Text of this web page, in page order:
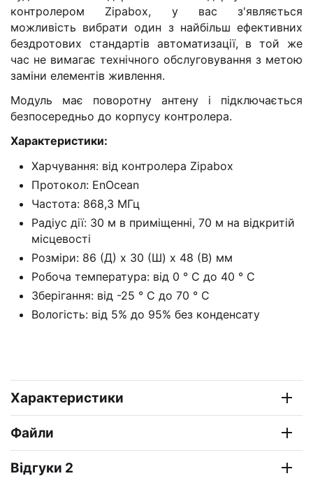
контролером Zipabox, у вас з'являється
можливість вибрати один з найбільш ефективних
бездротових стандартів автоматизації, в той же
час не вимагає технічного обслуговування з метою
заміни елементів живлення.
Модуль має поворотну антену і підключається
безпосередньо до корпусу контролера.
Характеристики:
Харчування: від контролера Zipabox
Протокол: EnOcean
Частота: 868,3 МГц
Радіус дії: 30 м в приміщенні, 70 м на відкритій
місцевості
Розміри: 86 (Д) x 30 (Ш) x 48 (В) мм
Робоча температура: від 0 ° C до 40 ° C
Зберігання: від -25 ° C до 70 ° C
Вологість: від 5% до 95% без конденсату
Характеристики
Файли
Відгуки 2